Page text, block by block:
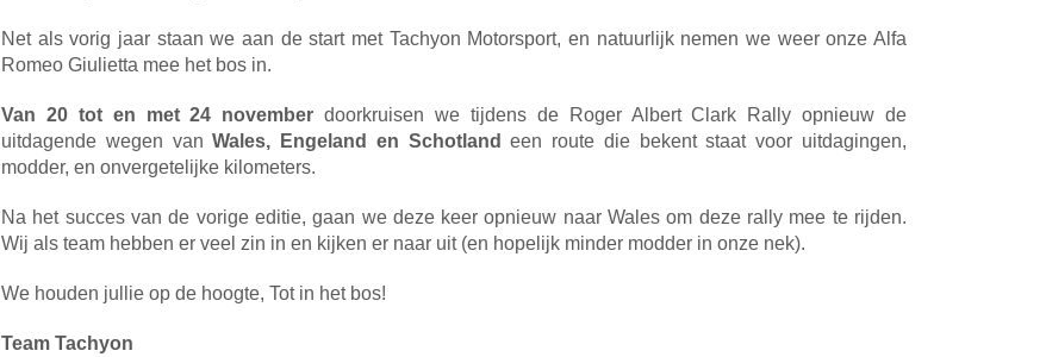
Net als vorig jaar staan we aan de start met Tachyon Motorsport, en natuurlijk nemen we weer onze Alfa
Romeo Giulietta mee het bos in.
Van 20 tot en met 24 november doorkruisen we tijdens de Roger Albert Clark Rally opnieuw de
uitdagende wegen vanWales, Engeland en Schotland een route die bekent staat voor uitdagingen,
modder, en onvergetelijke kilometers.
Na het succes van de vorige editie, gaan we deze keer opnieuw naar Wales om deze rally mee te rijden.
Wij als team hebben er veel zin in en kijken er naar uit (en hopelijk minder modder in onze nek).
We houden jullie op de hoogte, Tot in het bos!
Team Tachyon